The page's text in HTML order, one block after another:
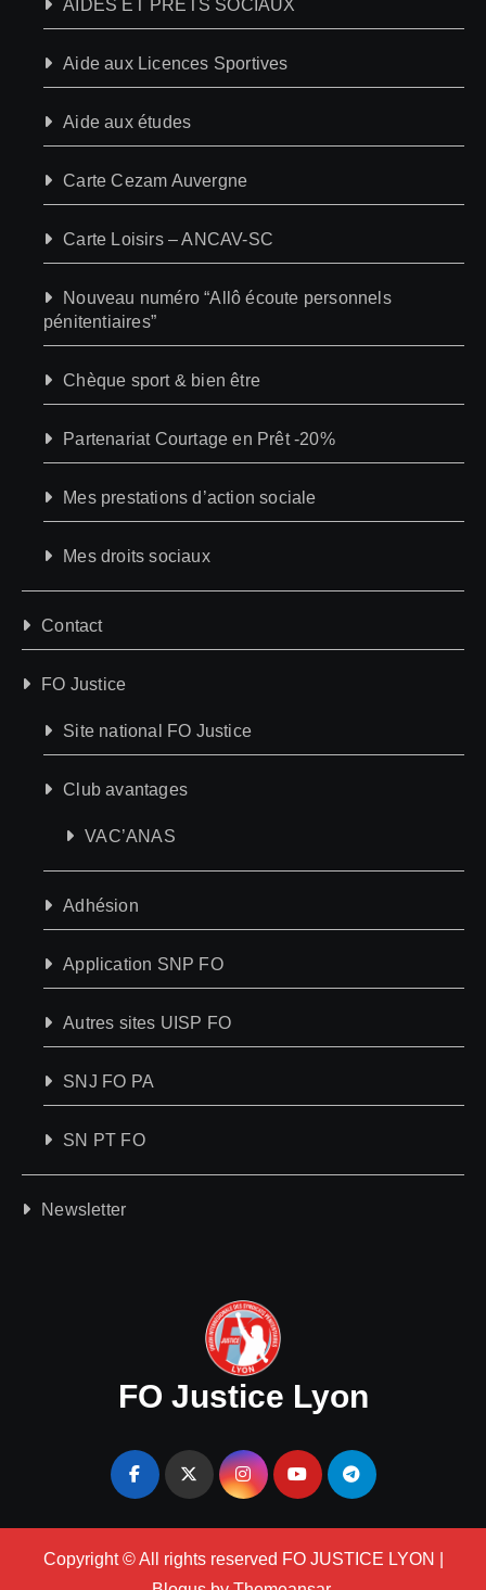
AIDES ET PRÊTS SOCIAUX
Aide aux Licences Sportives
Aide aux études
Carte Cezam Auvergne
Carte Loisirs – ANCAV-SC
Nouveau numéro “Allô écoute personnels
pénitentiaires”
Chèque sport & bien être
Partenariat Courtage en Prêt -20%
Mes prestations d’action sociale
Mes droits sociaux
Contact
FO Justice
Site national FO Justice
Club avantages
VAC’ANAS
Adhésion
Application SNP FO
Autres sites UISP FO
SNJ FO PA
SN PT FO
Newsletter
FO Justice Lyon
Copyright © All rights reserved FO JUSTICE LYON